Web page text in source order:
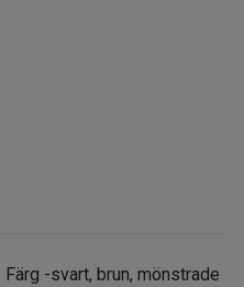
-svart, brun, mönstrade